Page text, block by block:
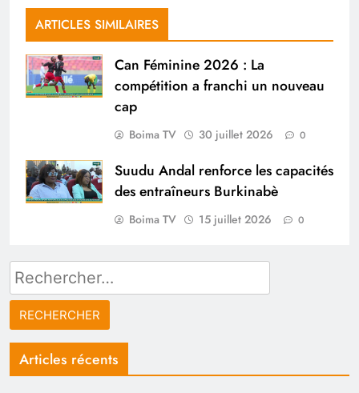
ARTICLES SIMILAIRES
Can Féminine 2026 : La
compétition a franchi un nouveau
cap
Boima TV 30 juillet 2026 0
Suudu Andal renforce les capacités
des entraîneurs Burkinabè
Boima TV 15 juillet 2026 0
Rechercher :
Articles récents